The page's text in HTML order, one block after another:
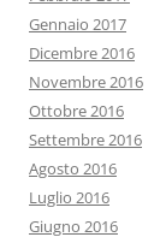
Gennaio 2017
Dicembre 2016
Novembre 2016
Ottobre 2016
Settembre 2016
Agosto 2016
Luglio 2016
Giugno 2016